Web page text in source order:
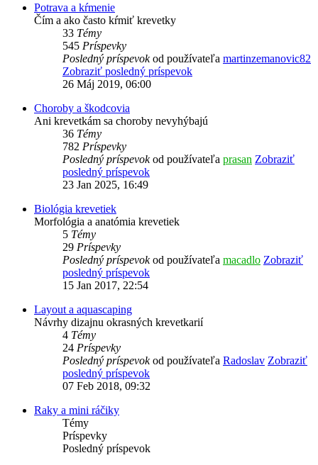
Potrava a kŕmenie
Čím a ako často kŕmiť krevetky
33 Témy
545 Príspevky
Posledný príspevokod používateľa martinzemanovic82
Zobraziť posledný príspevok
26 Máj 2019, 06:00
Choroby a škodcovia
Ani krevetkám sa choroby nevyhýbajú
36 Témy
782 Príspevky
Posledný príspevokod používateľa prasan Zobraziť
posledný príspevok
23 Jan 2025, 16:49
Biológia krevetiek
Morfológia a anatómia krevetiek
5 Témy
29 Príspevky
Posledný príspevokod používateľa macadlo Zobraziť
posledný príspevok
15 Jan 2017, 22:54
Layout a aquascaping
Návrhy dizajnu okrasných krevetkarií
4 Témy
24 Príspevky
Posledný príspevokod používateľa Radoslav Zobraziť
posledný príspevok
07 Feb 2018, 09:32
Raky a mini ráčiky
Témy
Príspevky
Posledný príspevok